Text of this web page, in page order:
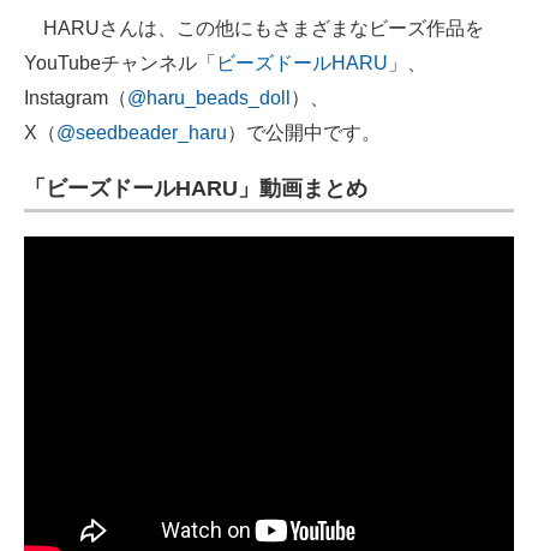
HARUさんは、この他にもさまざまなビーズ作品を
YouTubeチャンネル「 ビーズドールHARU 」、
Instagram（@haru_beads_doll ）、
X（@seedbeader_haru）で公開中です。
「ビーズドールHARU」動画まとめ